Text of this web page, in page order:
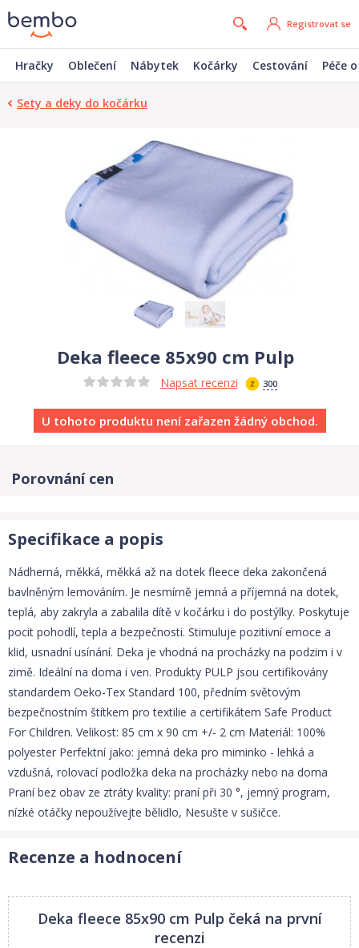
Registrovat se
Hračky Oblečení Nábytek Kočárky Cestování Péče
Sety a deky do kočárku
Deka fleece 85x90 cm Pulp
Napsat recenzi 300
U tohoto produktu není zařazen žádný obchod.
Porovnání cen
Specifikace a popis
Nádherná, měkká, měkká až na dotek fleece deka zakončená
bavlněným lemováním. Je nesmírně jemná a příjemná na dotek,
teplá, aby zakryla a zabalila dítě v kočárku i do postýlky. Poskytuje
pocit pohodlí, tepla a bezpečnosti. Stimuluje pozitivní emoce a
klid, usnadní usínání. Deka je vhodná na procházky na podzim i v
zimě. Ideální na doma i ven. Produkty PULP jsou certifikovány
standardem Oeko-Tex Standard 100, předním světovým
bezpečnostním štítkem pro textilie a certifikátem Safe Product
For Children. Velikost: 85 cm x 90 cm +/- 2 cm Materiál: 100%
polyester Perfektní jako: jemná deka pro miminko - lehká a
vzdušná, rolovací podložka deka na procházky nebo na doma
Praní bez obav ze ztráty kvality: praní při 30 °, jemný program,
nízké otáčky nepoužívejte bělidlo, Nesušte v sušičce.
Recenze a hodnocení
Deka fleece 85x90 cm Pulp čeká na první
recenzi